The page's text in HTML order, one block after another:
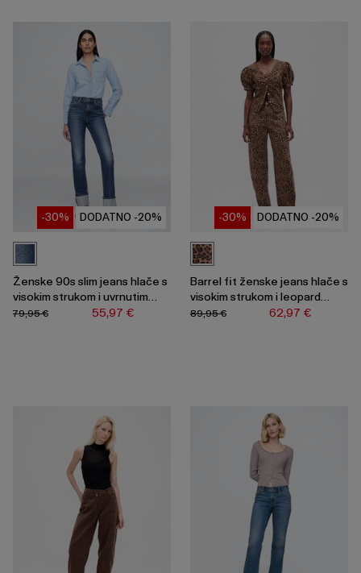
DODATNO -20%
-30%
Ženske 90s slim jeans hlače s
visokim strukom i uvrnutim
nogavicama
55,97 €
79,95 €
DODATNO -20%
-30%
Barrel fit ženske jeans hlače s
visokim strukom i leopard
uzorkom
62,97 €
89,95 €